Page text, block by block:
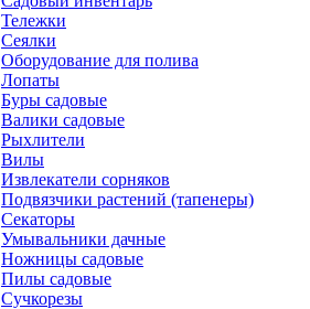
Тележки
Сеялки
Оборудование для полива
Лопаты
Буры садовые
Валики садовые
Рыхлители
Вилы
Извлекатели сорняков
Подвязчики растений (тапенеры)
Секаторы
Умывальники дачные
Ножницы садовые
Пилы садовые
Сучкорезы